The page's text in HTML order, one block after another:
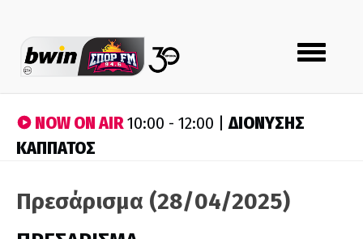
Toggle
navigation
NOW ON AIR10:00 - 12:00 |ΔΙΟΝΥΣΗΣ
ΚΑΠΠΑΤΟΣ
Πρεσάρισμα (28/04/2025)